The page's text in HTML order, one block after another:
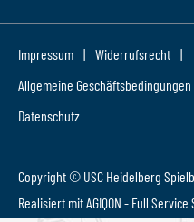
Copyright © USC Heidelberg
Impressum
Widerrufsrecht
Allgemeine Geschäftsbedingungen
Datenschutz
Realisiert mit AGIQON - Full Service